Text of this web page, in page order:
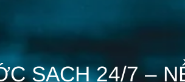
SẠCH 24/7 –